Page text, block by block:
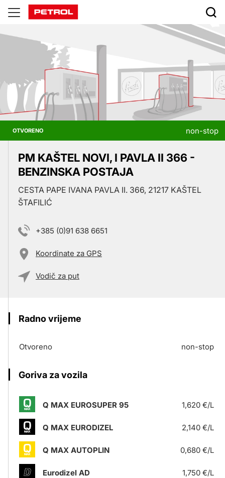
Prodajna
mjesta
OTVORENO non-stop
PM KAŠTEL NOVI, I PAVLA II 366 -
BENZINSKA POSTAJA
CESTA PAPE IVANA PAVLA II. 366, 21217 KAŠTEL
ŠTAFILIĆ
+385 (0)91 638 6651
Koordinate za GPS
Vodič za put
Radno vrijeme
Otvoreno non-stop
Goriva za vozila
Q MAX EUROSUPER 95 1,620 €/L
Q MAX EURODIZEL 2,140 €/L
Q MAX AUTOPLIN 0,680 €/L
Eurodizel AD 1,750 €/L